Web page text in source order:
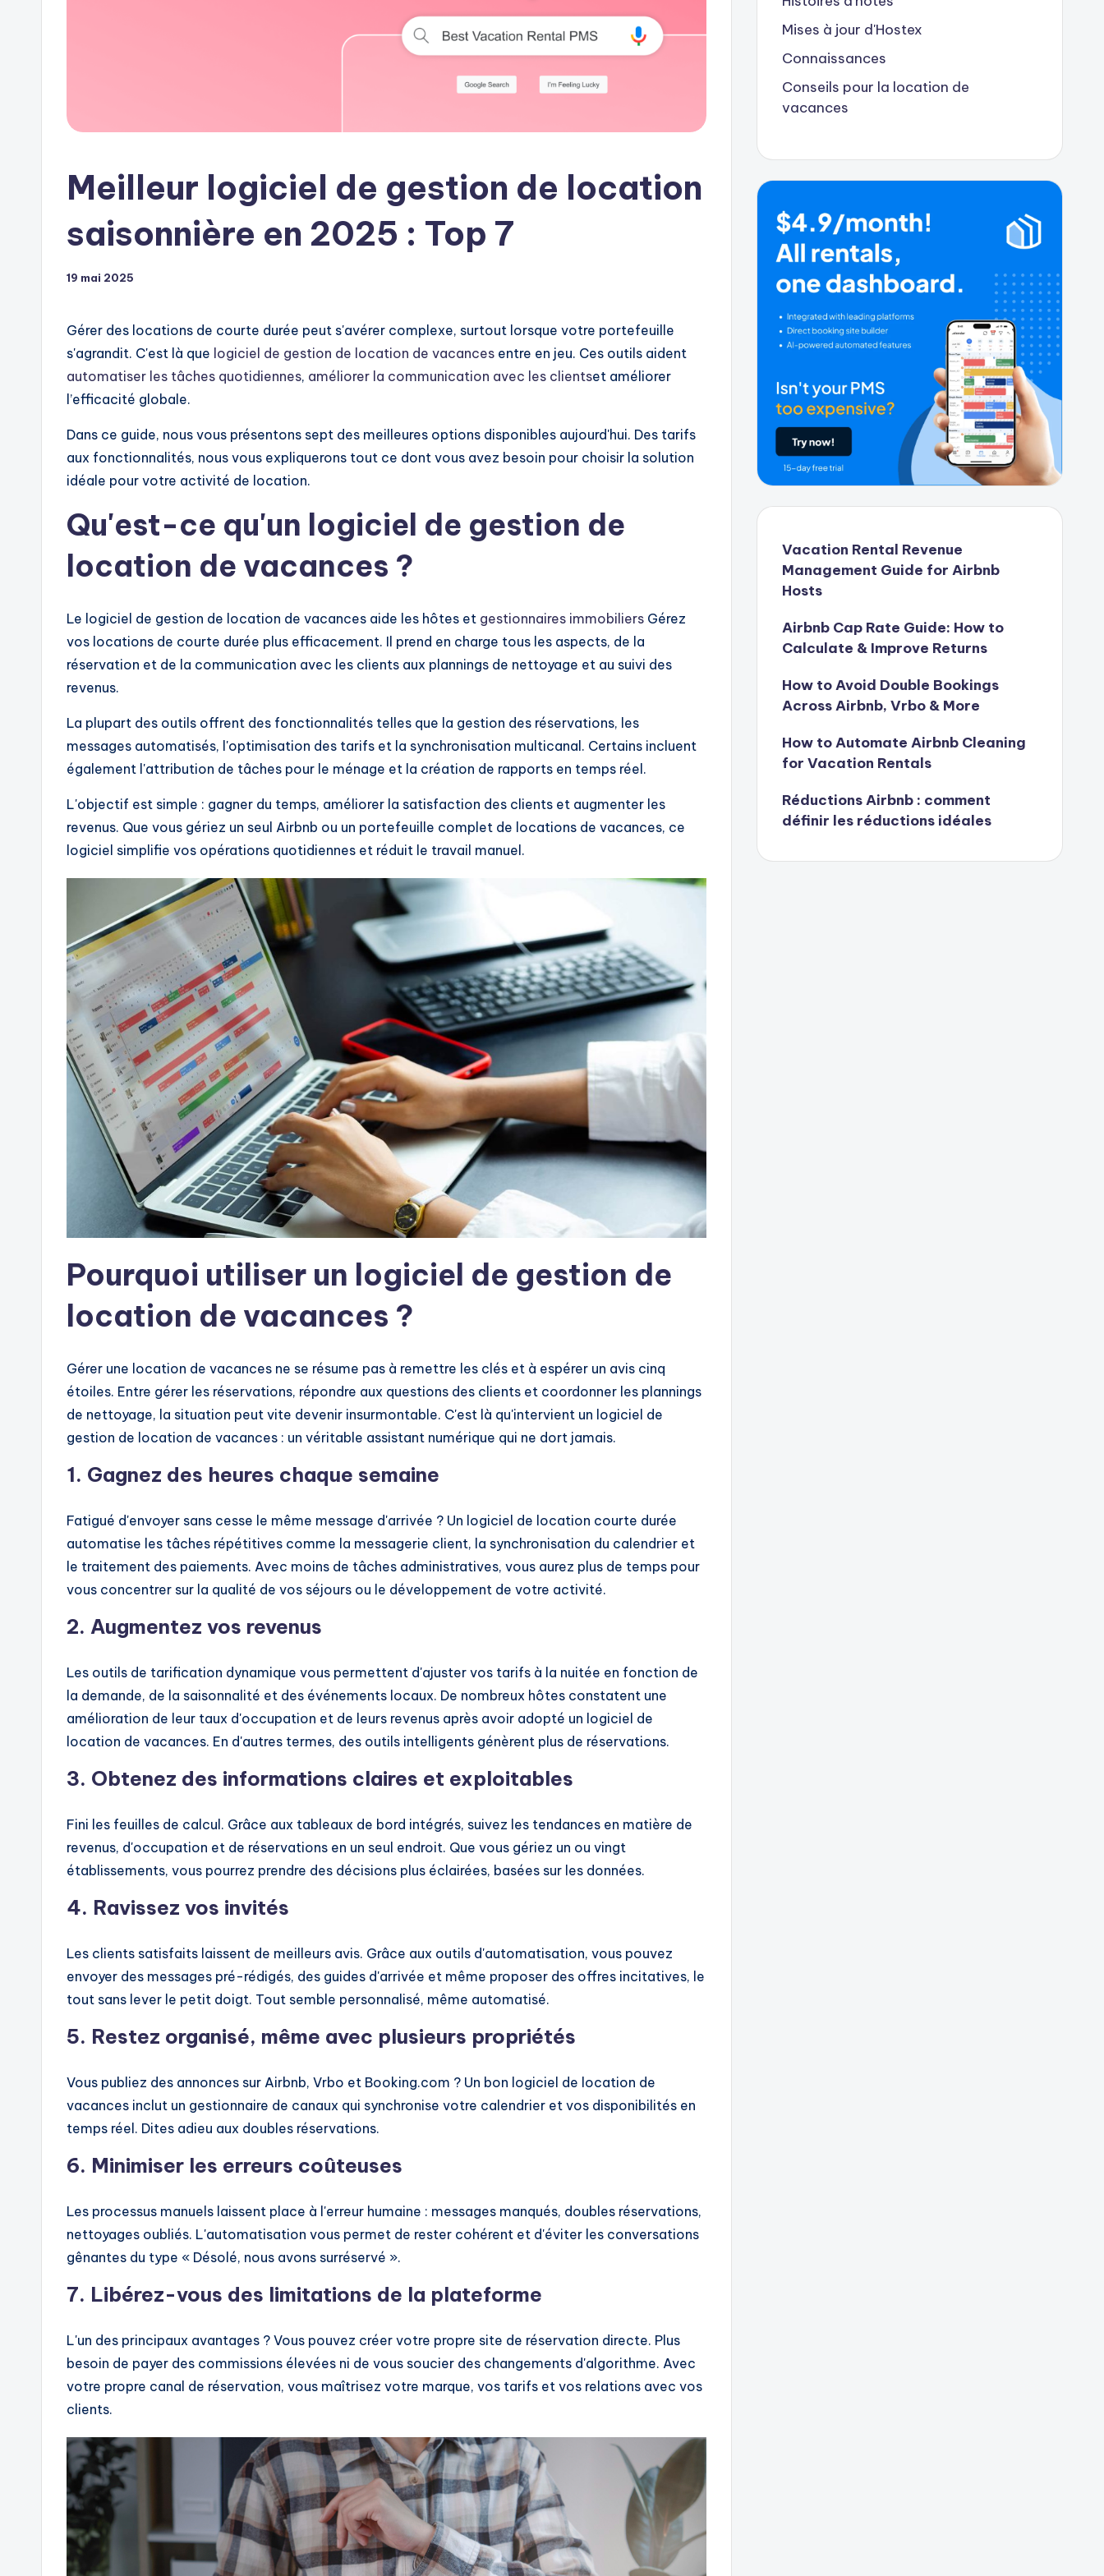
Meilleur logiciel de gestion de location
saisonnière en 2025 : Top 7
19 mai 2025
Gérer des locations de courte durée peut s'avérer complexe, surtout lorsque votre portefeuille
s'agrandit. C'est là que logiciel de gestion de location de vacances entre en jeu. Ces outils aident
automatiser les tâches quotidiennes, améliorer la communication avec les clientset améliorer
l’efficacité globale.
Dans ce guide, nous vous présentons sept des meilleures options disponibles aujourd'hui. Des tarifs
aux fonctionnalités, nous vous expliquerons tout ce dont vous avez besoin pour choisir la solution
idéale pour votre activité de location.
Qu'est-ce qu'un logiciel de gestion de
location de vacances ?
Le logiciel de gestion de location de vacances aide les hôtes et gestionnaires immobiliers Gérez
vos locations de courte durée plus efficacement. Il prend en charge tous les aspects, de la
réservation et de la communication avec les clients aux plannings de nettoyage et au suivi des
revenus.
La plupart des outils offrent des fonctionnalités telles que la gestion des réservations, les
messages automatisés, l'optimisation des tarifs et la synchronisation multicanal. Certains incluent
également l'attribution de tâches pour le ménage et la création de rapports en temps réel.
L'objectif est simple : gagner du temps, améliorer la satisfaction des clients et augmenter les
revenus. Que vous gériez un seul Airbnb ou un portefeuille complet de locations de vacances, ce
logiciel simplifie vos opérations quotidiennes et réduit le travail manuel.
Pourquoi utiliser un logiciel de gestion de
location de vacances ?
Gérer une location de vacances ne se résume pas à remettre les clés et à espérer un avis cinq
étoiles. Entre gérer les réservations, répondre aux questions des clients et coordonner les plannings
de nettoyage, la situation peut vite devenir insurmontable. C'est là qu'intervient un logiciel de
gestion de location de vacances : un véritable assistant numérique qui ne dort jamais.
1. Gagnez des heures chaque semaine
Fatigué d'envoyer sans cesse le même message d'arrivée ? Un logiciel de location courte durée
automatise les tâches répétitives comme la messagerie client, la synchronisation du calendrier et
le traitement des paiements. Avec moins de tâches administratives, vous aurez plus de temps pour
vous concentrer sur la qualité de vos séjours ou le développement de votre activité.
2. Augmentez vos revenus
Les outils de tarification dynamique vous permettent d'ajuster vos tarifs à la nuitée en fonction de
la demande, de la saisonnalité et des événements locaux. De nombreux hôtes constatent une
amélioration de leur taux d'occupation et de leurs revenus après avoir adopté un logiciel de
location de vacances. En d'autres termes, des outils intelligents génèrent plus de réservations.
3. Obtenez des informations claires et exploitables
Fini les feuilles de calcul. Grâce aux tableaux de bord intégrés, suivez les tendances en matière de
revenus, d'occupation et de réservations en un seul endroit. Que vous gériez un ou vingt
établissements, vous pourrez prendre des décisions plus éclairées, basées sur les données.
4. Ravissez vos invités
Les clients satisfaits laissent de meilleurs avis. Grâce aux outils d'automatisation, vous pouvez
envoyer des messages pré-rédigés, des guides d'arrivée et même proposer des offres incitatives, le
tout sans lever le petit doigt. Tout semble personnalisé, même automatisé.
5. Restez organisé, même avec plusieurs propriétés
Vous publiez des annonces sur Airbnb, Vrbo et Booking.com ? Un bon logiciel de location de
vacances inclut un gestionnaire de canaux qui synchronise votre calendrier et vos disponibilités en
temps réel. Dites adieu aux doubles réservations.
6. Minimiser les erreurs coûteuses
Les processus manuels laissent place à l'erreur humaine : messages manqués, doubles réservations,
nettoyages oubliés. L'automatisation vous permet de rester cohérent et d'éviter les conversations
gênantes du type « Désolé, nous avons surréservé ».
7. Libérez-vous des limitations de la plateforme
L'un des principaux avantages ? Vous pouvez créer votre propre site de réservation directe. Plus
besoin de payer des commissions élevées ni de vous soucier des changements d'algorithme. Avec
votre propre canal de réservation, vous maîtrisez votre marque, vos tarifs et vos relations avec vos
clients.
Mises à jour d'Hostex
Connaissances
Conseils pour la location de
vacances
Vacation Rental Revenue
Management Guide for Airbnb
Hosts
Airbnb Cap Rate Guide: How to
Calculate & Improve Returns
How to Avoid Double Bookings
Across Airbnb, Vrbo & More
How to Automate Airbnb Cleaning
for Vacation Rentals
Réductions Airbnb : comment
définir les réductions idéales